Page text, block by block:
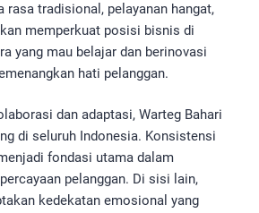
rasa tradisional, pelayanan hangat,
memperkuat posisi bisnis di
yang mau belajar dan berinovasi
hati pelanggan.
dan adaptasi, Warteg Bahari
di seluruh Indonesia. Konsistensi
fondasi utama dalam
pelanggan. Di sisi lain,
kedekatan emosional yang